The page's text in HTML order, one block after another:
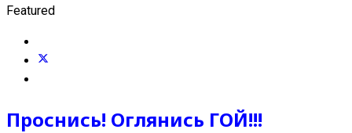
Featured
Проснись! Оглянись ГОЙ!!!